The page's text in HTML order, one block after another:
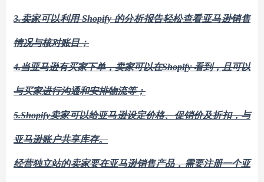
3.卖家可以利用 Shopify的分析报告轻松查看亚马逊销售
情况与核对账目；
4.当亚马逊有买家下单，卖家可以在Shopify看到，且可以
与买家进行沟通和安排物流等；
5.Shopify卖家可以给亚马逊设定价格、促销价及折扣，与
亚马逊账户共享库存。
经营独立站的卖家要在亚马逊销售产品，需要注册一个亚